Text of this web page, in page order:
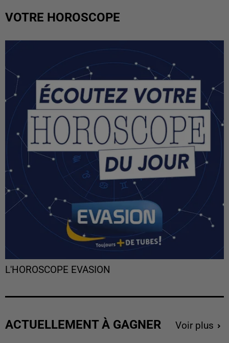
VOTRE HOROSCOPE
L'HOROSCOPE EVASION
ACTUELLEMENT À GAGNER Voir plus